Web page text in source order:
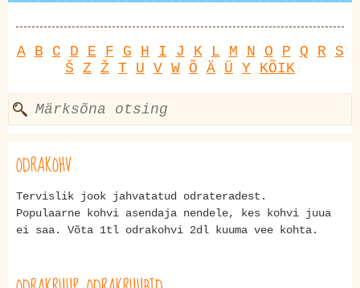
A B C D E F G H I J K L M N O P Q R S
Š Z Ž T U V W Õ Ä Ü Y KÕIK
ODRAKOHV
Tervislik jook jahvatatud odrateradest.
Populaarne kohvi asendaja nendele, kes kohvi juua
ei saa. Võta 1tl odrakohvi 2dl kuuma vee kohta.